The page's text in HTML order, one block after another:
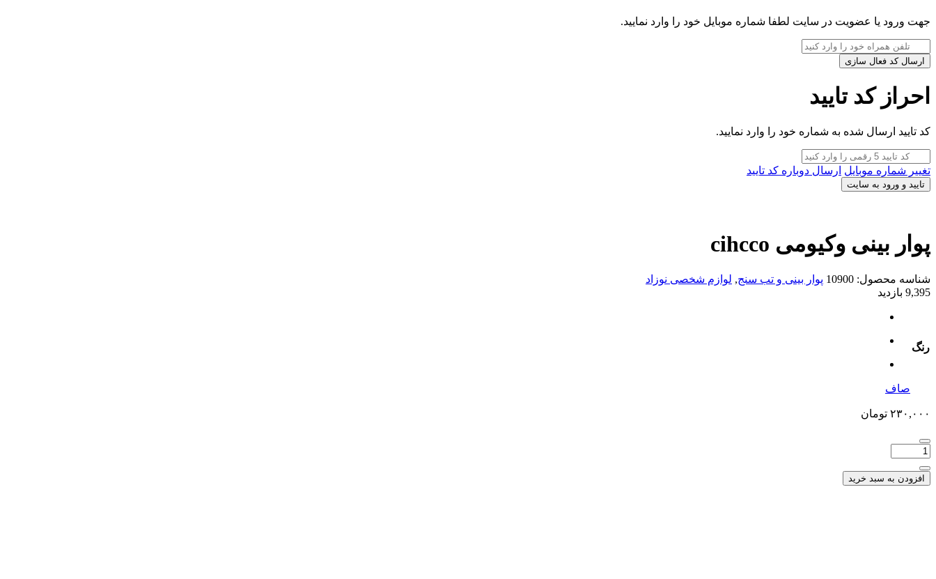
جهت ورود یا عضویت در سایت لطفا شماره موبایل خود را وارد نمایید.
ارسال کد فعال سازی
احراز کد تایید
کد تایید ارسال شده به شماره خود را وارد نمایید.
تغییر شماره موبایل ارسال دوباره کد تایید
تایید و ورود به سایت
پوار بینی وکیومی cihcco
شناسه محصول: 10900 پوار بینی و تب سنج, لوازم شخصی نوزاد
9,395 بازدید
رنگ
صاف
۲۳۰,۰۰۰ تومان
افزودن به سبد خرید